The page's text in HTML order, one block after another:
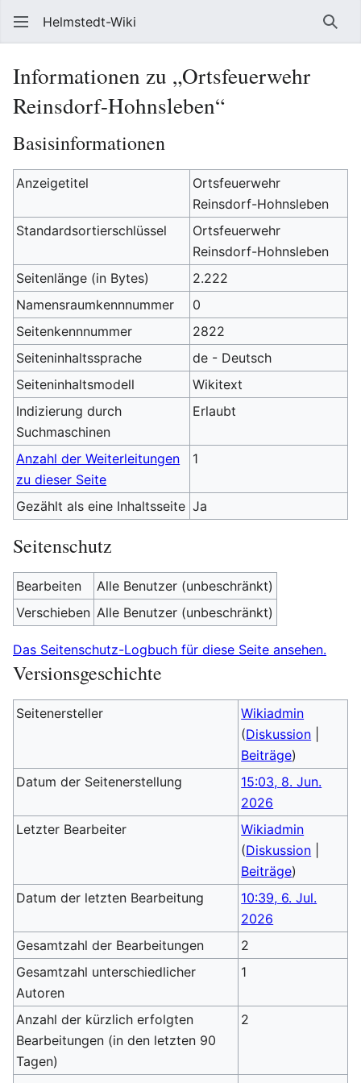
Helmstedt-Wiki
Informationen zu „Ortsfeuerwehr
Reinsdorf-Hohnsleben“
Basisinformationen
Anzeigetitel
Ortsfeuerwehr
Reinsdorf-Hohnsleben
Standardsortierschlüssel
Ortsfeuerwehr
Reinsdorf-Hohnsleben
Seitenlänge (in Bytes)
2.222
Namensraumkennnummer
0
Seitenkennnummer
2822
Seiteninhaltssprache
de - Deutsch
Seiteninhaltsmodell
Wikitext
Indizierung durch
Suchmaschinen
Erlaubt
Anzahl der Weiterleitungen
zu dieser Seite
1
Gezählt als eine Inhaltsseite Ja
Seitenschutz
Bearbeiten
Alle Benutzer (unbeschränkt)
Verschieben Alle Benutzer (unbeschränkt)
Das Seitenschutz-Logbuch für diese Seite ansehen.
Versionsgeschichte
Seitenersteller
Wikiadmin
(Diskussion
Beiträge)
Datum der Seitenerstellung
15:03, 8. Jun.
2026
Letzter Bearbeiter
Wikiadmin
(Diskussion
Beiträge)
Datum der letzten Bearbeitung
10:39, 6. Jul.
2026
Gesamtzahl der Bearbeitungen
2
Gesamtzahl unterschiedlicher
Autoren
1
Anzahl der kürzlich erfolgten
Bearbeitungen (in den letzten 90
Tagen)
2